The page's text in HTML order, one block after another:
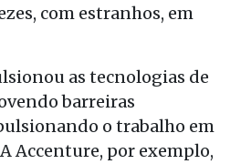
com estranhos, em
as tecnologias de
barreiras
o trabalho em
Accenture, por exemplo,